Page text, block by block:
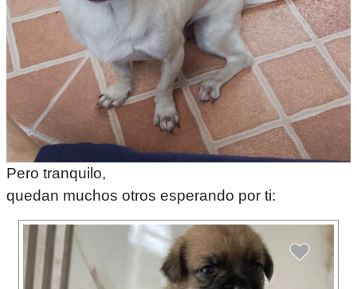
Pero tranquilo,
quedan muchos otros esperando por ti: